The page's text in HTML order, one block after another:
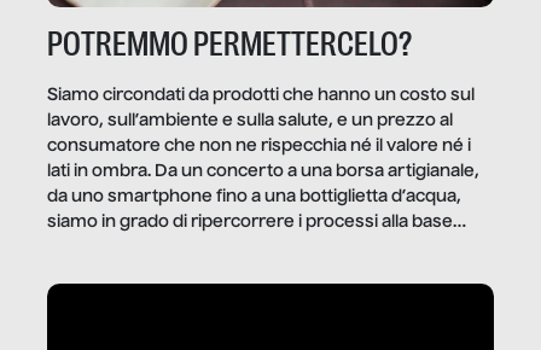
POTREMMO PERMETTERCELO?
Siamo circondati da prodotti che hanno un costo sul
lavoro, sull’ambiente e sulla salute, e un prezzo al
consumatore che non ne rispecchia né il valore né i
lati in ombra. Da un concerto a una borsa artigianale,
da uno smartphone fino a una bottiglietta d’acqua,
siamo in grado di ripercorrere i processi alla base
dietro gli oggetti e i servizi che fanno la nostra vita